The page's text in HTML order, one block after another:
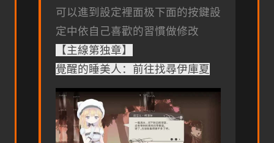
可以進到設定裡面极下面的按鍵設
定中依自己喜歡的習慣做修改
【主線第独章】
覺醒的睡美人：前往找尋伊庫夏